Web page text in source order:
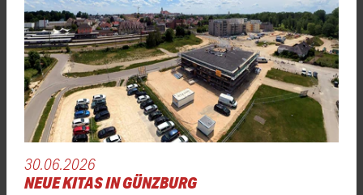
30.06.2026
NEUE KITAS IN GÜNZBURG